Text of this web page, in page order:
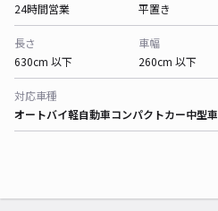
24時間営業
平置き
長さ
630cm 以下
車幅
260cm 以下
対応車種
オートバイ軽自動車コンパクトカー中型車